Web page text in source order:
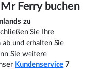
Mr Ferry buchen
zu
Sie Ihre
und erhalten Sie
Sie weitere
Kundenservice 7